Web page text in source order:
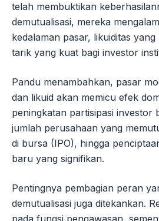
telah membuktikan
demutualisasi, mereka
kedalaman pasar, likuiditas
tarik yang kuat bagi investor
Pandu menambahkan, pasar
dan likuid akan memicu efek
peningkatan partisipasi investor
jumlah perusahaan yang
di bursa (IPO), hingga
baru yang signifikan.
Pentingnya pembagian peran
demutualisasi juga ditekankan.